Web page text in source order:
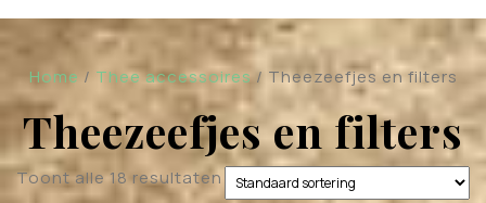
Home / Thee accessoires/ Theezeefjes en filters
Theezeefjes en filters
Toont alle 18 resultaten